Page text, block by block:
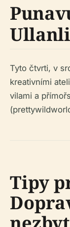
Tyto čtvrti, v
kreativními
vilami a
Tipy